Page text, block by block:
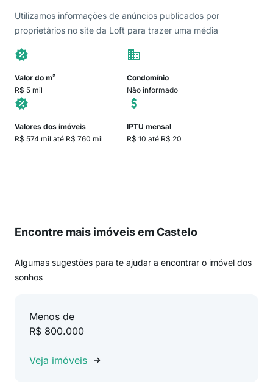
Utilizamos informações de anúncios publicados por
proprietários no site da Loft para trazer uma média
Valor do m²
R$ 5 mil
Condomínio
Não informado
Valores dos imóveis
R$ 574 mil até R$ 760 mil
IPTU mensal
R$ 10 até R$ 20
Encontre mais imóveis em Castelo
Algumas sugestões para te ajudar a encontrar o imóvel dos
sonhos
Menos de
R$ 800.000
Veja imóveis